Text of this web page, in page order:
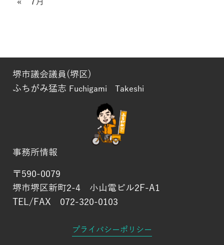
堺市議会議員(堺区)
ふちがみ猛志 Fuchigami Takeshi
事務所情報
〒590-0079
堺市堺区新町2-4 小山電ビル2F-A1
TEL/FAX 072-320-0103
プライバシーポリシー